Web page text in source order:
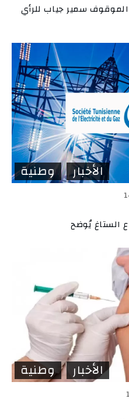
سمير جياب للرأي
الأخبار وطنية
ع الستاغ يُوضح
الأخبار وطنية